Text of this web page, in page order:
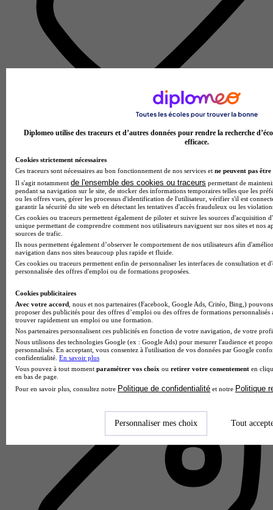
Voir l’établissement
Paris BTS
Aucun avis
Paris 10e
Diplomeo utilise des traceurs et d’autres données pour rendre la recherche
efficace.
Cookies strictement nécessaires
Ces traceurs sont nécessaires au bon fonctionnement de nos services et ne peuvent pas être
Il s'agit notamment de l'ensemble des cookies ou traceurs permettant de
pendant sa navigation sur le site, de stocker des informations temporaires telles que les
ou les offres vues, gérer les processus d'identification de l'utilisateur, vérifier s'il est
garantir la sécurité du site web en détectant les tentatives d'accès frauduleux ou les
Ces cookies ou traceurs permettent également de piloter et suivre les sources d'acquisition
unique permettant de comprendre comment nos utilisateurs naviguent sur nos sites et nos
sources de trafic.
Ils nous permettent également d’observer le comportement de nos utilisateurs afin
navigation dans nos sites beaucoup plus rapide et fluide.
Ces cookies ou traceurs permettent enfin de personnaliser les interfaces de consultation et
personnalisée des offres d'emploi ou de formations proposées.
Cookies publicitaires
Avec votre accord , nous et nos partenaires (Facebook, Google Ads, Critéo, Bing,)
proposer des publicités pour des offres d’emploi ou des offres de formations
trouver rapidement un emploi ou une formation.
Nos partenaires personnalisent ces publicités en fonction de votre navigation, de votre
Nous utilisons des technologies Google (ex : Google Ads) pour mesurer l'audience et
personnalisés. En acceptant, vous consentez à l'utilisation de vos données par Google
confidentialité. En savoir plus
Vous pouvez à tout moment paramétrer vos choix ou retirer votre consentement en
en bas de page.
Pour en savoir plus, consultez notre Politique de confidentialité et notre Politique
Personnaliser mes choix Tout